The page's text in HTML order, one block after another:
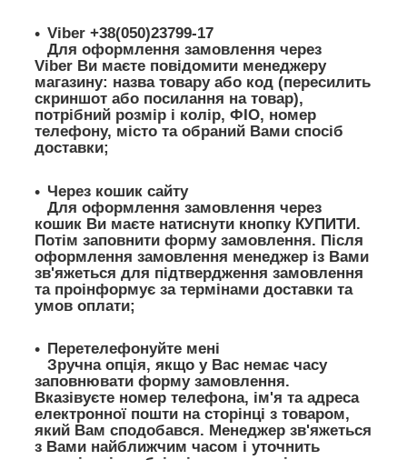
Viber +38(050)23799-17
Для оформлення замовлення через
Viber Ви маєте повідомити менеджеру
магазину: назва товару або код (пересилить
скриншот або посилання на товар),
потрібний розмір і колір, ФІО, номер
телефону, місто та обраний Вами спосіб
доставки;
Через кошик сайту
Для оформлення замовлення через
кошик Ви маєте натиснути кнопку КУПИТИ.
Потім заповнити форму замовлення. Після
оформлення замовлення менеджер із Вами
зв'яжеться для підтвердження замовлення
та проінформує за термінами доставки та
умов оплати;
Перетелефонуйте мені
Зручна опція, якщо у Вас немає часу
заповнювати форму замовлення.
Вказівуєте номер телефона, ім'я та адреса
електронної пошти на сторінці з товаром,
який Вам сподобався. Менеджер зв'яжеться
з Вами найближчим часом і уточнить